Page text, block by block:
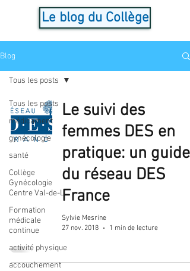
Le blog du Collège
Blog
Tous les posts
médicament
gynécologie
santé
Collège
Gynécologie
Centre Val-de-L
Formation
médicale
continue
activité physique
accouchement
Tous les posts
Le suivi des
femmes DES en
pratique: un guide
du réseau DES
France
Sylvie Mesrine
27 nov. 2018
1 min de lecture